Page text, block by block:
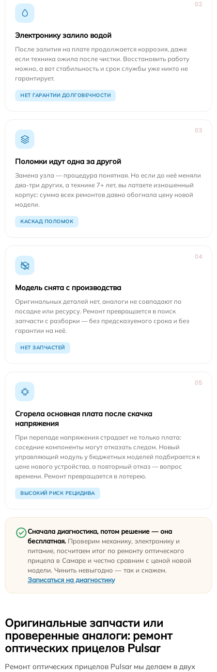
02
Электронику залило водой
После залития на плате продолжается коррозия, даже
если техника ожила после чистки. Восстановить работу
можно, а вот стабильность и срок службы уже никто не
гарантирует.
НЕТ ГАРАНТИИ ДОЛГОВЕЧНОСТИ
03
Поломки идут одна за другой
Замена узла — процедура понятная. Но если до неё меняли
два-три других, а технике 7+ лет, вы латаете изношенный
корпус: сумма всех ремонтов давно обогнала цену новой
модели.
КАСКАД ПОЛОМОК
04
Модель снята с производства
Оригинальных деталей нет, аналоги не совпадают по
посадке или ресурсу. Ремонт превращается в поиск
запчасти с разборки — без предсказуемого срока и без
гарантии на неё.
НЕТ ЗАПЧАСТЕЙ
05
Сгорела основная плата после скачка
напряжения
При перепаде напряжения страдает не только плата:
соседние компоненты могут отказать следом. Новый
управляющий модуль у бюджетных моделей подбирается к
цене нового устройства, а повторный отказ — вопрос
времени. Ремонт превращается в лотерею.
ВЫСОКИЙ РИСК РЕЦИДИВА
Сначала диагностика, потом решение — она
бесплатная. Проверим механику, электронику и
питание, посчитаем итог по ремонту оптического
прицела в Самаре и честно сравним с ценой новой
модели. Чинить невыгодно — так и скажем.
Записаться на диагностику
Оригинальные запчасти или
проверенные аналоги: ремонт
оптических прицелов Pulsar
Ремонт оптических прицелов Pulsar мы делаем в двух